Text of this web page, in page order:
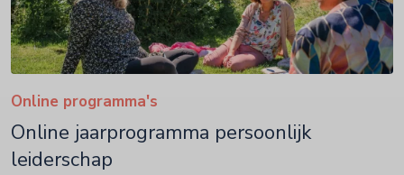
Online programma's
Online jaarprogramma persoonlijk
leiderschap